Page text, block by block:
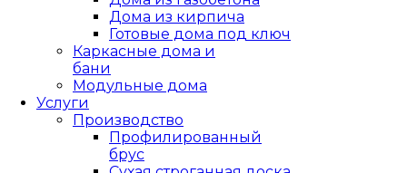
Дома из кирпича
Готовые дома под ключ
Каркасные дома и
бани
Модульные дома
Услуги
Производство
Профилированный
брус